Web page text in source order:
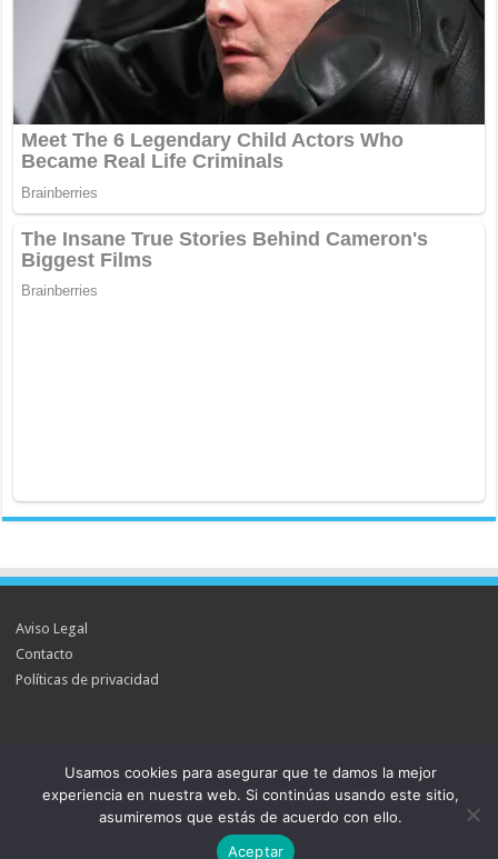
Aviso Legal
Contacto
Políticas de privacidad
Powered by WordPress| Designed byTieLabs
© Copyright 2026, All Rights Reserved
Usamos cookies para asegurar que te damos la mejor
experiencia en nuestra web. Si continúas usando este sitio,
asumiremos que estás de acuerdo con ello.
Aceptar